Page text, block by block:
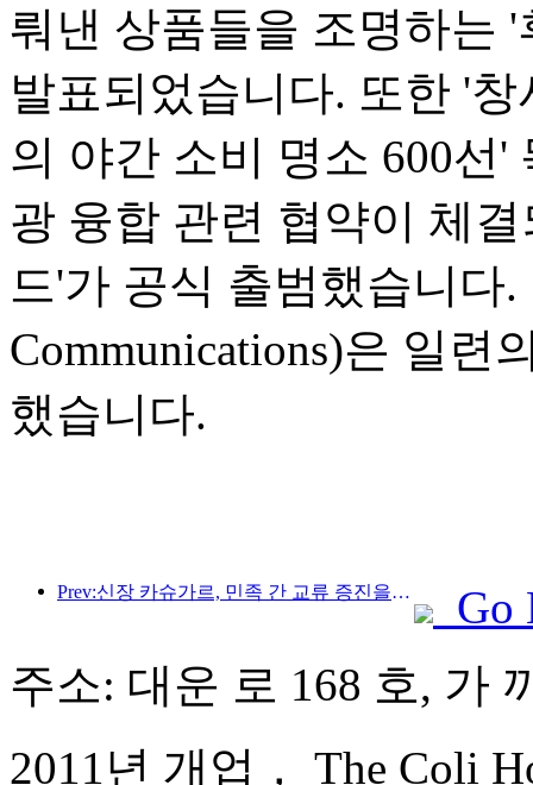
뤄낸 상품들을 조명하는
발표되었습니다. 또한 '
의 야간 소비 명소 600선
광 융합 관련 협약이 체
드'가 공식 출범했습니다
Communications)은 일련
했습니다.
Prev:신장 카슈가르, 민족 간 교류 증진을 위한 관광 홍보 행사 개최
Go
주소: 대운 로 168 호, 가
2011년 개업， The Coli